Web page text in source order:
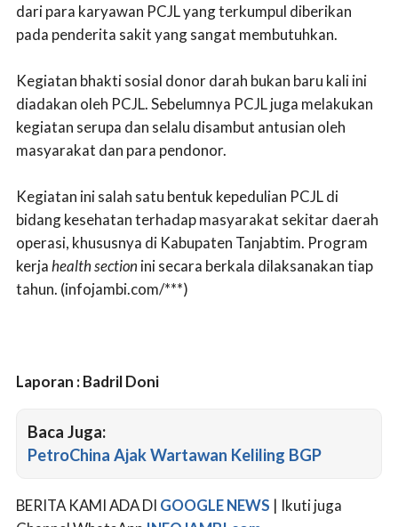
dari para karyawan PCJL yang terkumpul diberikan
pada penderita sakit yang sangat membutuhkan.
Kegiatan bhakti sosial donor darah bukan baru kali ini
diadakan oleh PCJL. Sebelumnya PCJL juga melakukan
kegiatan serupa dan selalu disambut antusian oleh
masyarakat dan para pendonor.
Kegiatan ini salah satu bentuk kepedulian PCJL di
bidang kesehatan terhadap masyarakat sekitar daerah
operasi, khususnya di Kabupaten Tanjabtim. Program
kerjahealth section ini secara berkala dilaksanakan tiap
tahun. (infojambi.com/***)
Laporan : Badril Doni
Baca Juga:
PetroChina Ajak Wartawan Keliling BGP
BERITA KAMI ADA DI GOOGLE NEWS | Ikuti juga